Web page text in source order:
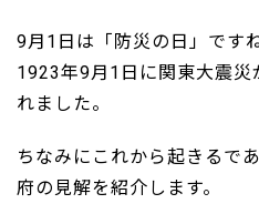
9月1日は「防災の日」ですね
1923年9月1日に関東大震災
れました。
ちなみにこれから起きるで
府の見解を紹介します。